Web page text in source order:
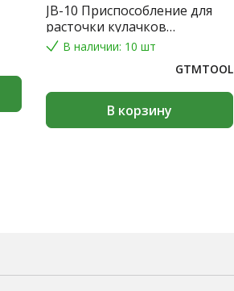
JB-10 Приспособление для
расточки кулачков
токарного патрона
В наличии: 10 шт
GTMTOOL
В корзину